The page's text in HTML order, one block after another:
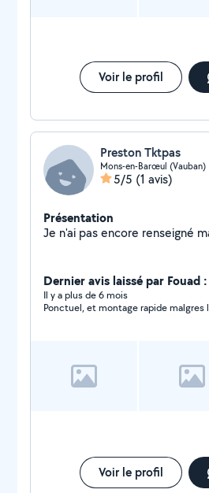
Voir le profil
Preston Tktpas
Mons-en-Barœul (Vauban)
5/5 (1 avis)
Présentation
Dernier avis laissé par Fouad
Il y a plus de 6 mois
Ponctuel, et montage rapide
Voir le profil